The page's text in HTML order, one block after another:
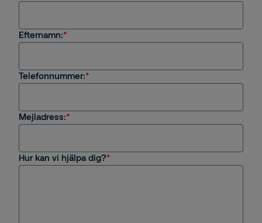
Jag är intresserad av en tjänst eller
säkerhetslösning från Securitas
Jag är kund hos Securitas
Övrigt
Efternamn:
Telefonnummer:
Mejladress:
Hur kan vi hjälpa dig?